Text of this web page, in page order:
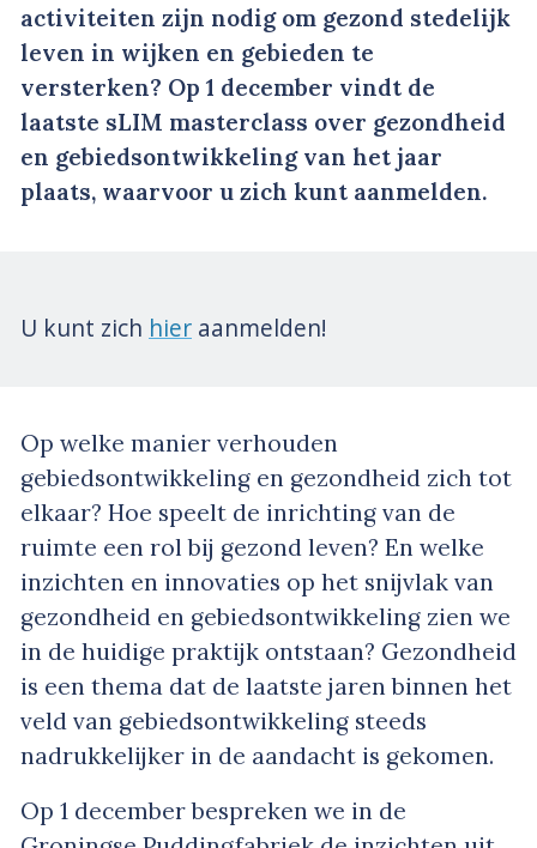
activiteiten zijn nodig om gezond stedelijk
leven in wijken en gebieden te
versterken? Op 1 december vindt de
laatste sLIM masterclass over gezondheid
en gebiedsontwikkeling van het jaar
plaats, waarvoor u zich kunt aanmelden.
U kunt zich hier aanmelden!
Op welke manier verhouden
gebiedsontwikkeling en gezondheid zich tot
elkaar? Hoe speelt de inrichting van de
ruimte een rol bij gezond leven? En welke
inzichten en innovaties op het snijvlak van
gezondheid en gebiedsontwikkeling zien we
in de huidige praktijk ontstaan? Gezondheid
is een thema dat de laatste jaren binnen het
veld van gebiedsontwikkeling steeds
nadrukkelijker in de aandacht is gekomen.
Op 1 december bespreken we in de